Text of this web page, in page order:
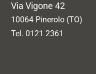
Via Vigone 42
10064 Pinerolo (TO)
Tel. 0121 2361